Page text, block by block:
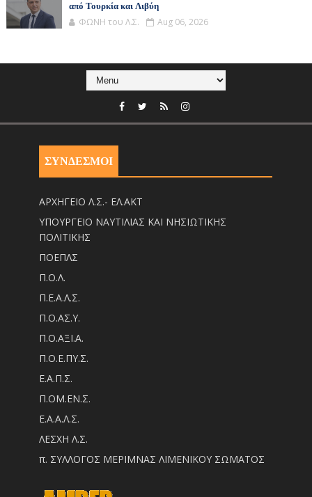
από Τουρκία και Λιβύη
ΦΩΝΗ του Λ.Σ. Aug 06, 2026
ΣΥΝΔΕΣΜΟΙ
ΑΡΧΗΓΕΙΟ Λ.Σ.- ΕΛ.ΑΚΤ
ΥΠΟΥΡΓΕΙΟ ΝΑΥΤΙΛΙΑΣ ΚΑΙ ΝΗΣΙΩΤΙΚΗΣ
ΠΟΛΙΤΙΚΗΣ
ΠΟΕΠΛΣ
Π.Ο.Λ.
Π.Ε.Α.Λ.Σ.
Π.Ο.ΑΣ.Υ.
Π.Ο.ΑΞΙ.Α.
Π.Ο.Ε.ΠΥ.Σ.
Ε.Α.Π.Σ.
Π.ΟM.EN.Σ.
Ε.Α.Α.Λ.Σ.
ΛΕΣΧΗ Λ.Σ.
π. ΣΥΛΛΟΓΟΣ ΜΕΡΙΜΝΑΣ ΛΙΜΕΝΙΚΟΥ ΣΩΜΑΤΟΣ